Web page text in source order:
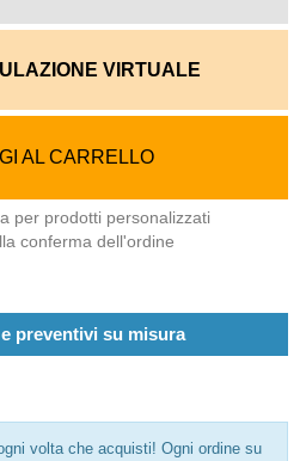
VIRTUALE
AL CARRELLO
per prodotti personalizzati
conferma dell'ordine
preventivi su misura
volta che acquisti! Ogni ordine su